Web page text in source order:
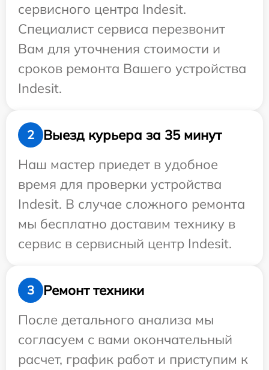
сервисного центра Indesit.
Специалист сервиса перезвонит
Вам для уточнения стоимости и
сроков ремонта Вашего устройства
Indesit.
2
Выезд курьера за 35 минут
Наш мастер приедет в удобное
время для проверки устройства
Indesit. В случае сложного ремонта
мы бесплатно доставим технику в
сервис в сервисный центр Indesit.
3
Ремонт техники
После детального анализа мы
согласуем с вами окончательный
расчет, график работ и приступим к